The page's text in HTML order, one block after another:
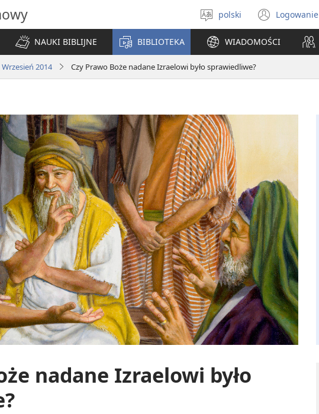
Wybór
języka
polski Logowanie
(opens
new
window)
NAUKI BIBLIJNE BIBLIOTEKA WIADOMOŚCI
2014 Czy Prawo Boże nadane Izraelowi było sprawiedliwe?
nadane Izraelowi było